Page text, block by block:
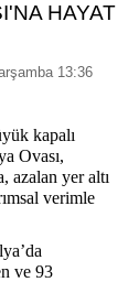
HAYAT
13:36
kapalı
Ovası,
azalan yer altı
verimle
ve 93